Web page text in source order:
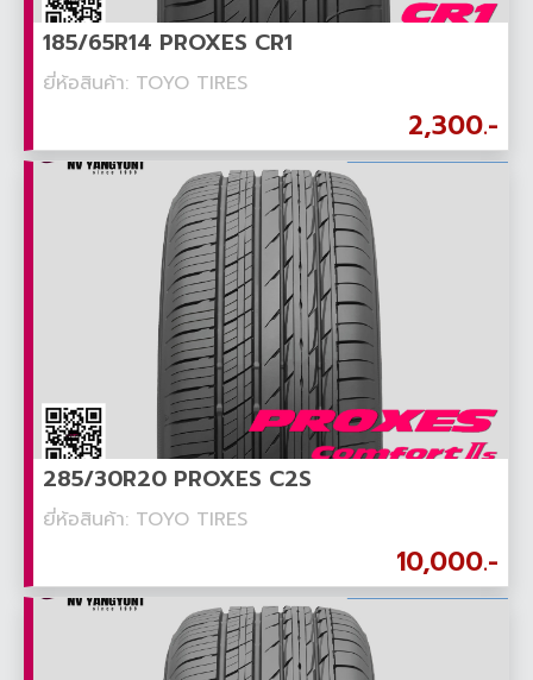
185/65R14 PROXES CR1
ยี่ห้อสินค้า: TOYO TIRES
2,300.-
285/30R20 PROXES C2S
ยี่ห้อสินค้า: TOYO TIRES
10,000.-